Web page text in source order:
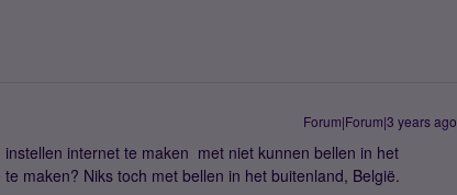
Forum|Forum|3 years ago
internet te maken met niet kunnen bellen in het
maken? Niks toch met bellen in het buitenland, België.